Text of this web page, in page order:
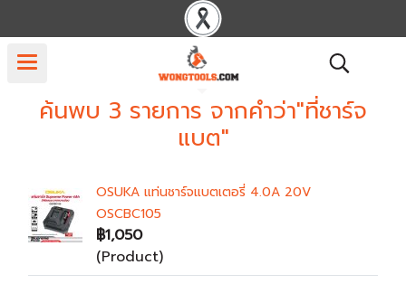
ค้นพบ 3 รายการ จากคำว่า"ที่ชาร์จ
แบต"
OSUKA แท่นชาร์จแบตเตอรี่ 4.0A 20V
OSCBC105
฿1,050
(Product)